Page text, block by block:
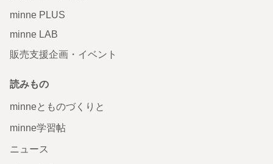
minne PLUS
minne LAB
販売支援企画・イベント
読みもの
minneとものづくりと
minne学習帖
ニュース